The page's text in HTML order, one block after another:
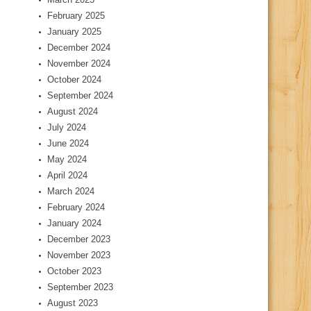
February 2025
January 2025
December 2024
November 2024
October 2024
September 2024
August 2024
July 2024
June 2024
May 2024
April 2024
March 2024
February 2024
January 2024
December 2023
November 2023
October 2023
September 2023
August 2023